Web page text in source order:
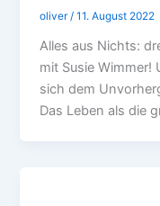
oliver/11. August 2022
Alles aus Nichts:
mit Susie Wimmer!
sich dem
Das Leben als die